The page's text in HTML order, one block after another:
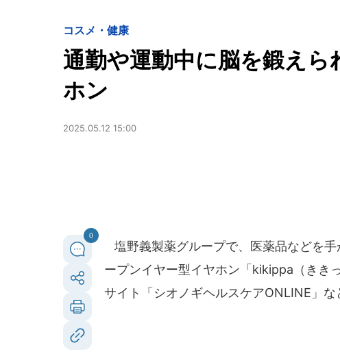
コスメ・健康
通勤や運動中に脳を鍛え
ホン
2025.05.12 15:00
0
塩野義製薬グループで、医薬品などを
ープンイヤー型イヤホン「kikippa（きき
サイト「シオノギヘルスケアONLINE」な